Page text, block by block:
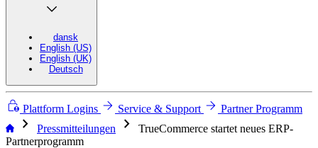
dansk
English (US)
English (UK)
Deutsch
Plattform Logins Service & Support Partner Programm
chevron_right Pressmitteilungen chevron_right
TrueCommerce startet neues ERP-
Partnerprogramm